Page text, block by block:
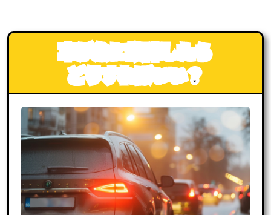
車が急に故障したら
どうすればいい？